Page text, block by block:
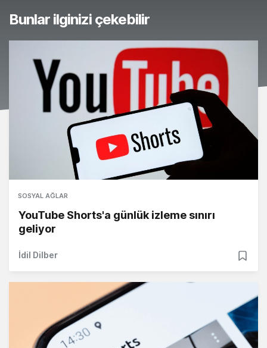
Bunlar ilginizi çekebilir
SOSYAL AĞLAR
YouTube Shorts'a günlük izleme sınırı
geliyor
İdil Dilber